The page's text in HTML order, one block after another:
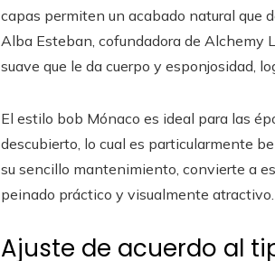
capas permiten un acabado natural que
Alba Esteban, cofundadora de Alchemy
suave que le da cuerpo y esponjosidad,
El estilo bob Mónaco es ideal para las
descubierto, lo cual es particularmente
su sencillo mantenimiento, convierte a
peinado práctico y visualmente atractivo.
Ajuste de acuerdo al